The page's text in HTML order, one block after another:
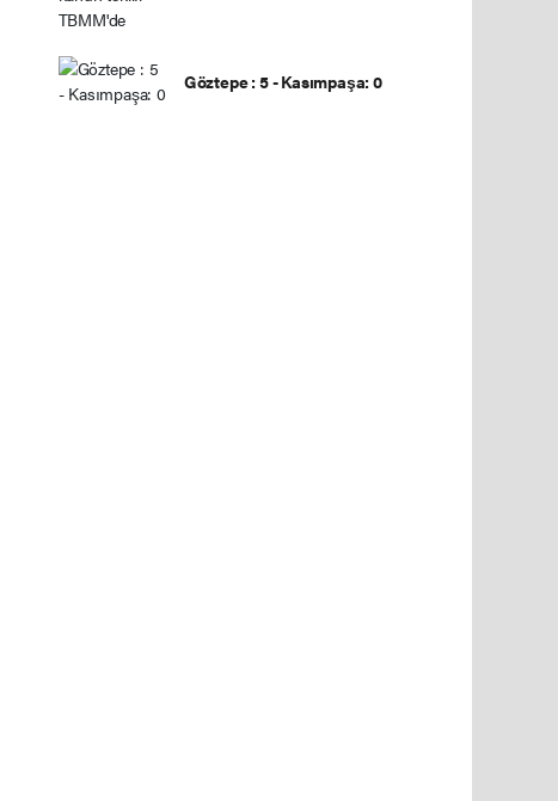
Göztepe : 5 - Kasımpaşa: 0